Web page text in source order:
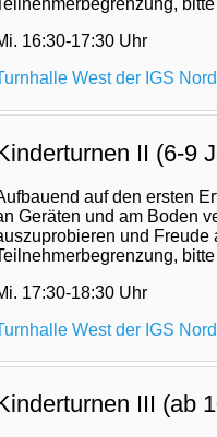
16:30-17:30 Uhr
West der IGS
II (6-9
auf den ersten
Geräten und am Boden
und
17:30-18:30 Uhr
West der IGS
III (ab